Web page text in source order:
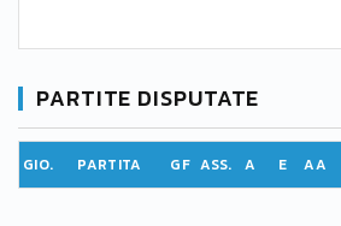
PARTITE DISPUTATE
GIO. PARTITA GF ASS. A E AA